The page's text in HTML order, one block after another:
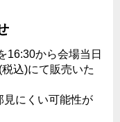
16:30から会場当日
込)にて販売いた
にくい可能性が